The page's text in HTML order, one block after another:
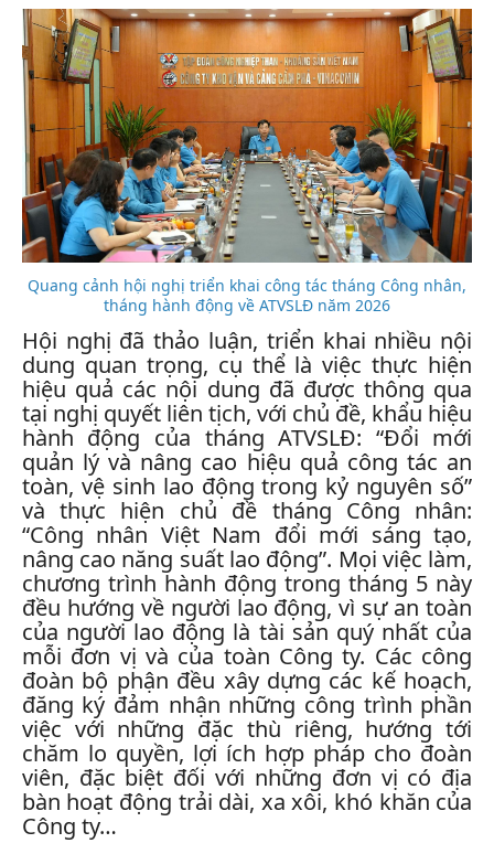
Quang cảnh hội nghị triển khai công tác tháng Công nhân,
tháng hành động về ATVSLĐ năm 2026
Hội nghị đã thảo luận, triển khai nhiều nội
dung quan trọng, cụ thể là việc thực hiện
hiệu quả các nội dung đã được thông qua
tại nghị quyết liên tịch, với chủ đề, khẩu hiệu
hành động của tháng ATVSLĐ: “Đổi mới
quản lý và nâng cao hiệu quả công tác an
toàn, vệ sinh lao động trong kỷ nguyên số”
và thực hiện chủ đề tháng Công nhân:
“Công nhân Việt Nam đổi mới sáng tạo,
nâng cao năng suất lao động”. Mọi việc làm,
chương trình hành động trong tháng 5 này
đều hướng về người lao động, vì sự an toàn
của người lao động là tài sản quý nhất của
mỗi đơn vị và của toàn Công ty. Các công
đoàn bộ phận đều xây dựng các kế hoạch,
đăng ký đảm nhận những công trình phần
việc với những đặc thù riêng, hướng tới
chăm lo quyền, lợi ích hợp pháp cho đoàn
viên, đặc biệt đối với những đơn vị có địa
bàn hoạt động trải dài, xa xôi, khó khăn của
Công ty…